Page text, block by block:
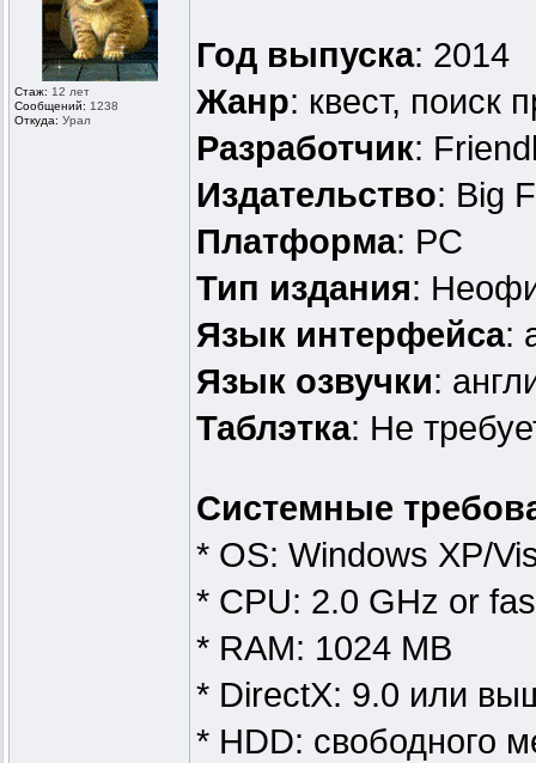
Стаж: 12 лет
Сообщений: 1238
Откуда: Урал
Год выпуска: 2014
Жанр: квест, поиск
Разработчик:
Издательство: Big
Платформа: PC
Тип издания:
Язык интерфейса:
Язык озвучки:
Таблэтка: Не
Системные
* OS: Windows XP/
* CPU: 2.0 GHz or
* RAM: 1024 MB
* DirectX: 9.0 или
* HDD: свободного